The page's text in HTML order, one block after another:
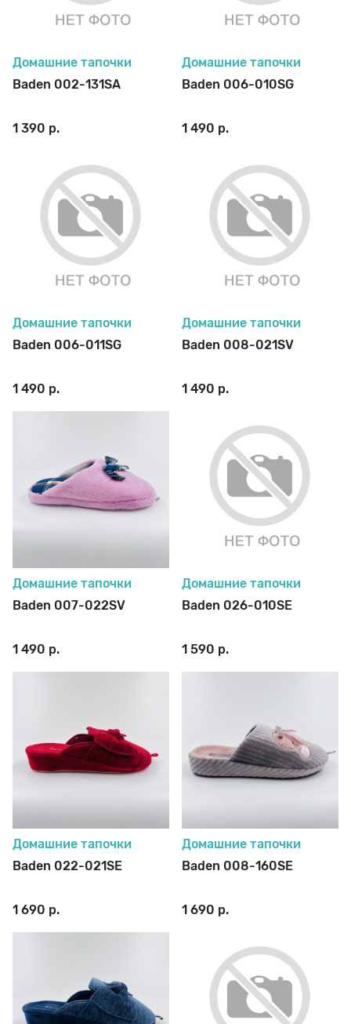
Домашние тапочки
Baden 002-131SA
1 390 р.
Домашние тапочки
Baden 006-010SG
1 490 р.
Домашние тапочки
Baden 006-011SG
1 490 р.
Домашние тапочки
Baden 008-021SV
1 490 р.
Домашние тапочки
Baden 007-022SV
1 490 р.
Домашние тапочки
Baden 026-010SE
1 590 р.
Домашние тапочки
Baden 022-021SE
1 690 р.
Домашние тапочки
Baden 008-160SE
1 690 р.
70 den
8 den
Подпяточники
Полустельки
Пропитка
Пяткоудерживатели
Растяжитель и Очиститель
Салфетки
Щетки